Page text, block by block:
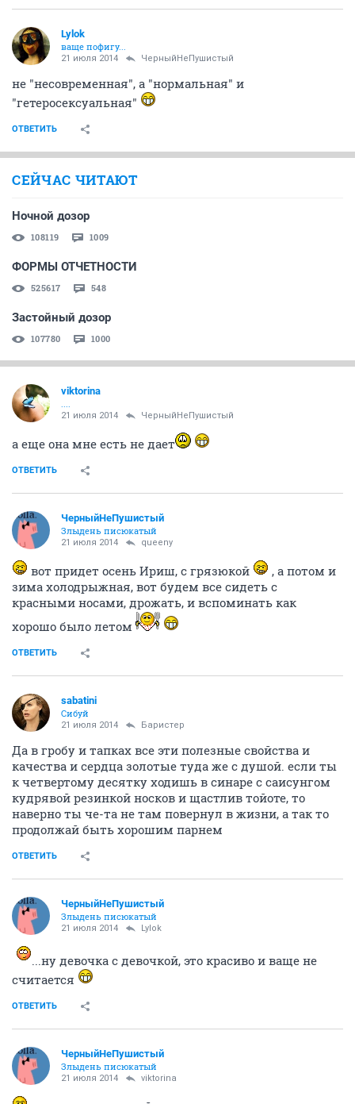
Lylok
ваще пофигу...
21 июля 2014 ЧерныйНеПушистый
не "несовременная", а "нормальная" и
"гетеросексуальная"
ОТВЕТИТЬ
СЕЙЧАС ЧИТАЮТ
Ночной дозор
108119 1009
ФОРМЫ ОТЧЕТНОСТИ
525617 548
Застойный дозор
107780 1000
viktorina
21 июля 2014 ЧерныйНеПушистый
а еще она мне есть не дает
ОТВЕТИТЬ
ЧерныйНеПушистый
Злыдень писюкатый
21 июля 2014 queeny
вот придет осень Ириш, с грязюкой
, а потом и
зима холодрыжная, вот будем все сидеть с
красными носами, дрожать, и вспоминать как
хорошо было летом
ОТВЕТИТЬ
sabatini
Сибуй
21 июля 2014 Баристер
Да в гробу и тапках все эти полезные свойства и
качества и сердца золотые туда же с душой. если ты
к четвертому десятку ходишь в синаре с саисунгом
кудрявой резинкой носков и щастлив тойоте, то
наверно ты че-та не там повернул в жизни, а так то
продолжай быть хорошим парнем
ОТВЕТИТЬ
ЧерныйНеПушистый
Злыдень писюкатый
21 июля 2014 Lylok
...ну девочка с девочкой, это красиво и ваще не
считается
ОТВЕТИТЬ
ЧерныйНеПушистый
Злыдень писюкатый
21 июля 2014 viktorina